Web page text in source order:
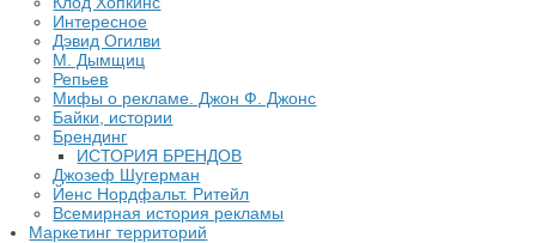
Интересное
Дэвид Огилви
М. Дымщиц
Репьев
Мифы о рекламе. Джон Ф. Джонс
Байки, истории
Брендинг
ИСТОРИЯ БРЕНДОВ
Джозеф Шугерман
​Йенс Нордфальт. Ритейл
Всемирная история рекламы
Маркетинг территорий